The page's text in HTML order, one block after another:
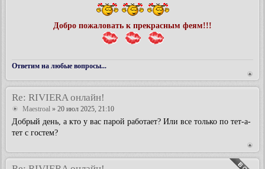
Добро пожаловать к прекрасным феям!!!
Ответим на любые вопросы...
Re: RIVIERA онлайн!
Maestroal » 20 июл 2025, 21:10
Добрый день, а кто у вас парой работает? Или все только по тет-а-
тет с гостем?